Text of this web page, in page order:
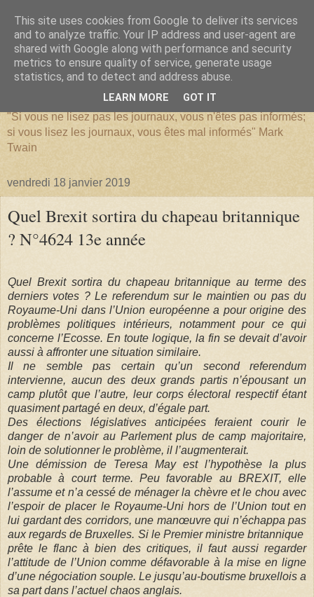
SERIATIM
"Si vous ne lisez pas les journaux, vous n'êtes pas informés;
si vous lisez les journaux, vous êtes mal informés" Mark
Twain
vendredi 18 janvier 2019
Quel Brexit sortira du chapeau britannique
? N°4624 13e année
Quel Brexit sortira du chapeau britannique au terme des
derniers votes ? Le referendum sur le maintien ou pas du
Royaume-Uni dans l’Union européenne a pour origine des
problèmes politiques intérieurs, notamment pour ce qui
concerne l’Ecosse. En toute logique, la fin se devait d’avoir
aussi à affronter une situation similaire.
Il ne semble pas certain qu’un second referendum
intervienne, aucun des deux grands partis n’épousant un
camp plutôt que l’autre, leur corps électoral respectif étant
quasiment partagé en deux, d’égale part.
Des élections législatives anticipées feraient courir le
danger de n’avoir au Parlement plus de camp majoritaire,
loin de solutionner le problème, il l’augmenterait.
Une démission de Teresa May est l’hypothèse la plus
probable à court terme. Peu favorable au BREXIT, elle
l’assume et n’a cessé de ménager la chèvre et le chou avec
l’espoir de placer le Royaume-Uni hors de l’Union tout en
lui gardant des corridors, une manœuvre qui n’échappa pas
aux regards de Bruxelles. Si le Premier ministre britannique
prête le flanc à bien des critiques, il faut aussi regarder
l’attitude de l’Union comme défavorable à la mise en ligne
d’une négociation souple. Le jusqu’au-boutisme bruxellois a
sa part dans l’actuel chaos anglais.
This site uses cookies from Google to deliver its services
and to analyze traffic. Your IP address and user-agent are
shared with Google along with performance and security
metrics to ensure quality of service, generate usage
statistics, and to detect and address abuse.
LEARN MORE GOT IT